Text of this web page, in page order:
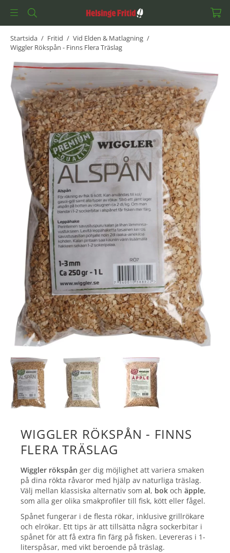
Startsida / Fritid / Vid Elden & Matlagning /
Wiggler Rökspån - Finns Flera Träslag
WIGGLER RÖKSPÅN - FINNS
FLERA TRÄSLAG
Wiggler rökspån ger dig möjlighet att variera smaken
på dina rökta råvaror med hjälp av naturliga träslag.
Välj mellan klassiska alternativ som al, bok och äpple,
som alla ger olika smakprofiler till fisk, kött eller fågel.
Spånet fungerar i de flesta rökar, inklusive grillrökare
och elrökar. Ett tips är att tillsätta några sockerbitar i
spånet för att få extra fin färg på fisken. Levereras i 1-
literspåsar, med vikt beroende på träslag.